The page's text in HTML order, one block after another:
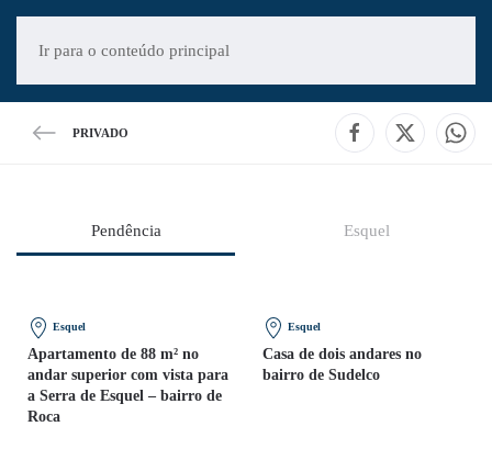
Ir para o conteúdo principal
PRIVADO
Pendência Esquel
Esquel
Apartamento de 88 m² no
andar superior com vista para
a Serra de Esquel – bairro de
Roca
Esquel
Casa de dois andares no
bairro de Sudelco